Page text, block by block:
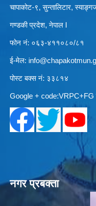
चापाकोट-९, सुन्तालिटार,
गण्डकी प्रदेश, नेपाल I
फोन नं: ०६३-४११०८०/८१
ई-मेल:
पोस्ट बक्स नं: ३३८१४
Google + code:VRPC+FG
नगर प्रबक्ता